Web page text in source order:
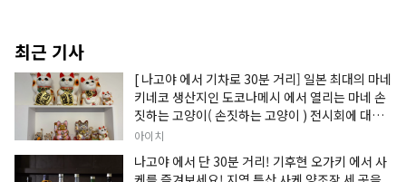
최근 기사
[ 나고야 에서 기차로 30분 거리] 일본 최대의 마네
키네코 생산지인 도코나메시 에서 열리는 마네 손
짓하는 고양이( 손짓하는 고양이 ) 전시회에 대한
정보입니다.
아이치
나고야 에서 단 30분 거리! 기후현 오가키 에서 사